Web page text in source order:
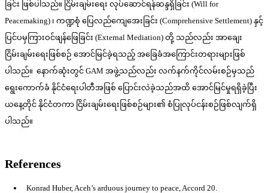
ခြင်း ဖြစ်ပါသည်။ ငြိမ်းချမ်းရေး လုပ်ဆောင်ရန်ဆန္ဒရှိခြင်း (Will for
Peacemaking) ၊ ကဏ္ဍစုံ ပြေလည်ကျေအေးခြင်း (Comprehensive Settlement) နှင့်
ပြင်ပမှကြားဝင်ဖျန်ဖြေခြင်း (External Mediation) တို့ သည်လည်း အာချေး
ငြိမ်းချမ်းရေးဖြစ်စဉ် အောင်မြင်ခဲ့ရသည့် အခြေခံအကြောင်းတရားများဖြစ်
ပါသည်။ နောက်ဆုံးတွင် GAM အဖွဲ့သည်လည်း လက်နက်ကိုင်လမ်းစဉ်မှသည်
ရွေးကောက်ခံ နိုင်ငံရေးပါတီအဖြစ် ပြောင်းလဲခဲ့သည်အထိ အောင်မြင်မှုရရှိခဲ့ပြီး
ယနေ့တိုင် နိုင်ငံတကာ ငြိမ်းချမ်းရေးဖြစ်စဉ်များ၏ စံပြုလုပ်ငန်းစဉ်ဖြစ်လျက်ရှိ
ပါသည်။
References
Konrad Huber, Aceh’s arduous journey to peace, Accord 20.